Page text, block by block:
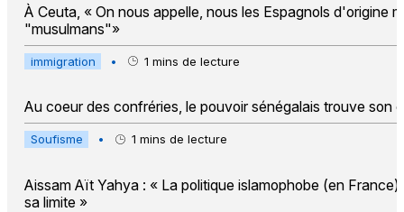
À Ceuta, « On nous appelle, nous les Espagnols d'origine
"musulmans"»
immigration • 1 mins de lecture
Au coeur des confréries, le pouvoir sénégalais trouve son
Soufisme • 1 mins de lecture
Aissam Aït Yahya : « La politique islamophobe (en
sa limite »